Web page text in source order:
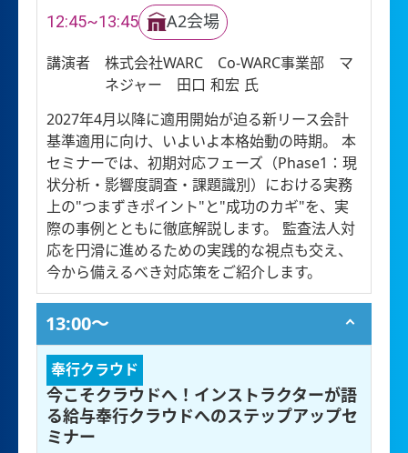
12:45~13:45 A2会場
講演者
株式会社WARC Co-WARC事業部 マ
ネジャー 田口 和宏 氏
2027年4月以降に適用開始が迫る新リース会計
基準適用に向け、いよいよ本格始動の時期。 本
セミナーでは、初期対応フェーズ（Phase1：現
状分析・影響度調査・課題識別）における実務
上の"つまずきポイント"と"成功のカギ"を、実
際の事例とともに徹底解説します。 監査法人対
応を円滑に進めるための実践的な視点も交え、
今から備えるべき対応策をご紹介します。
13:00〜
奉行クラウド
今こそクラウドへ！インストラクターが語
る給与奉行クラウドへのステップアップセ
ミナー